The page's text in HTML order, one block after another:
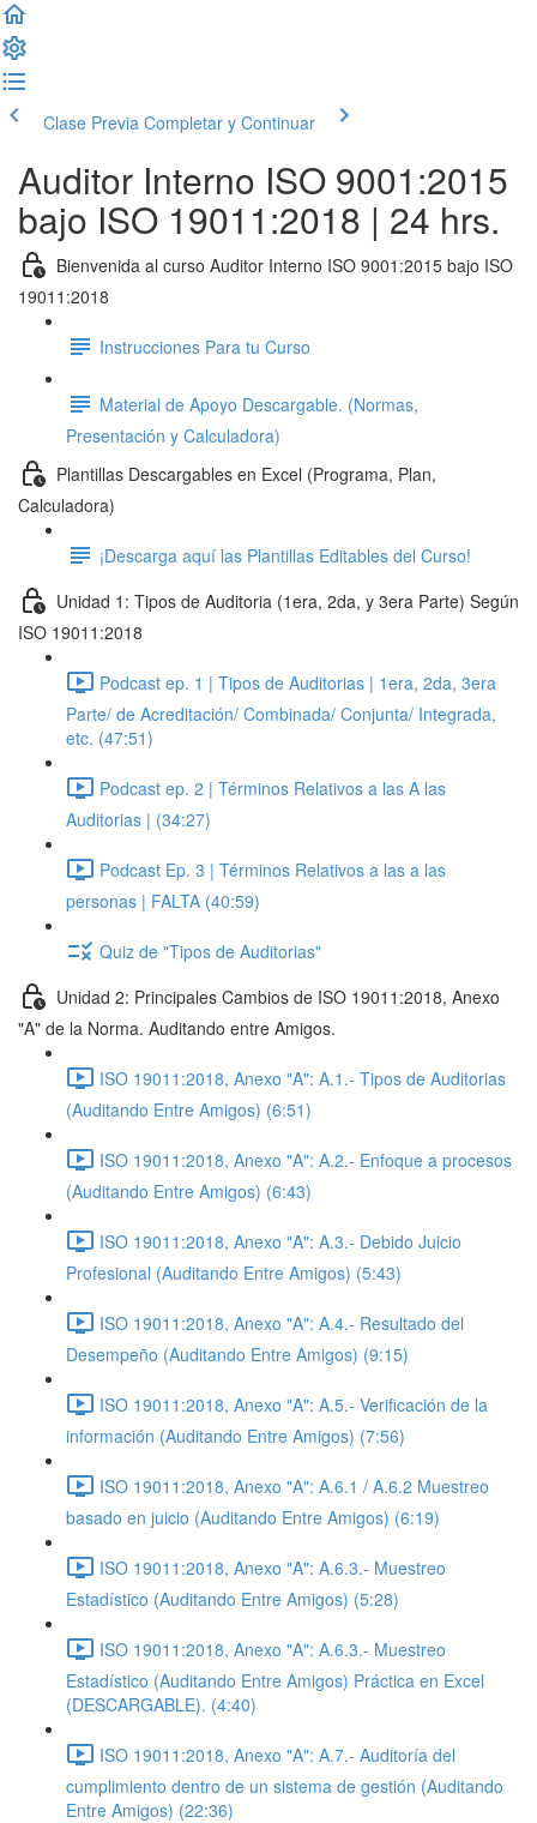
Clase Previa Completar y Continuar
Auditor Interno ISO 9001:2015
bajo ISO 19011:2018 | 24 hrs.
Bienvenida al curso Auditor Interno ISO 9001:2015 bajo ISO
19011:2018
Instrucciones Para tu Curso
Material de Apoyo Descargable. (Normas,
Presentación y Calculadora)
Plantillas Descargables en Excel (Programa, Plan,
Calculadora)
¡Descarga aquí las Plantillas Editables del Curso!
Unidad 1: Tipos de Auditoria (1era, 2da, y 3era Parte) Según
ISO 19011:2018
Podcast ep. 1 | Tipos de Auditorias | 1era, 2da, 3era
Parte/ de Acreditación/ Combinada/ Conjunta/ Integrada,
etc. (47:51)
Podcast ep. 2 | Términos Relativos a las A las
Auditorias | (34:27)
Podcast Ep. 3 | Términos Relativos a las a las
personas | FALTA (40:59)
Quiz de "Tipos de Auditorias"
Unidad 2: Principales Cambios de ISO 19011:2018, Anexo
"A" de la Norma. Auditando entre Amigos.
ISO 19011:2018, Anexo "A": A.1.- Tipos de Auditorias
(Auditando Entre Amigos) (6:51)
ISO 19011:2018, Anexo "A": A.2.- Enfoque a procesos
(Auditando Entre Amigos) (6:43)
ISO 19011:2018, Anexo "A": A.3.- Debido Juicio
Profesional (Auditando Entre Amigos) (5:43)
ISO 19011:2018, Anexo "A": A.4.- Resultado del
Desempeño (Auditando Entre Amigos) (9:15)
ISO 19011:2018, Anexo "A": A.5.- Verificación de la
información (Auditando Entre Amigos) (7:56)
ISO 19011:2018, Anexo "A": A.6.1 / A.6.2 Muestreo
basado en juicio (Auditando Entre Amigos) (6:19)
ISO 19011:2018, Anexo "A": A.6.3.- Muestreo
Estadístico (Auditando Entre Amigos) (5:28)
ISO 19011:2018, Anexo "A": A.6.3.- Muestreo
Estadístico (Auditando Entre Amigos) Práctica en Excel
(DESCARGABLE). (4:40)
ISO 19011:2018, Anexo "A": A.7.- Auditoría del
cumplimiento dentro de un sistema de gestión (Auditando
Entre Amigos) (22:36)